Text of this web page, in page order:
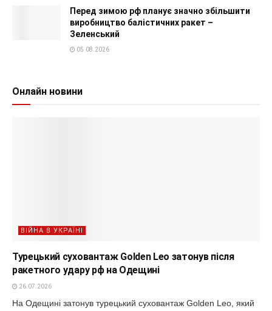
Перед зимою рф планує значно збільшити
виробництво балістичних ракет –
Зеленський
05.08.2026
Онлайн новини
ВІЙНА В УКРАЇНІ
Турецький суховантаж Golden Leo затонув після
ракетного удару рф на Одещині
26.07.2026
На Одещині затонув турецький суховантаж Golden Leo, який